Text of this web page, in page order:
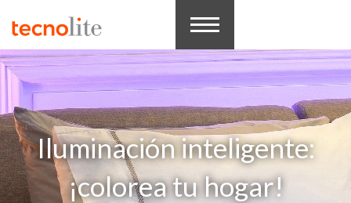
Iluminación inteligente:
¡colorea tu hogar!